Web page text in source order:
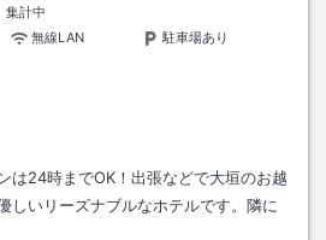
集計中
無線LAN
駐車場あり
は24時までOK！出張などで大垣のお越
しいリーズナブルなホテルです。隣に